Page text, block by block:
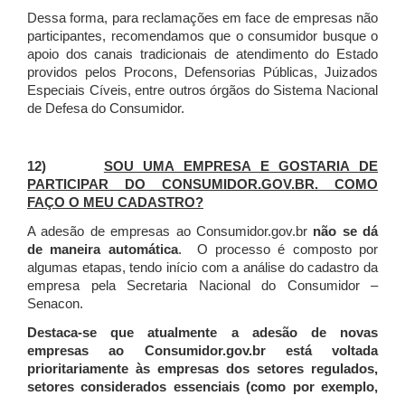
Dessa forma, para reclamações em face de empresas não
participantes, recomendamos que o consumidor busque o
apoio dos canais tradicionais de atendimento do Estado
providos pelos Procons, Defensorias Públicas, Juizados
Especiais Cíveis, entre outros órgãos do Sistema Nacional
de Defesa do Consumidor.
12) SOU UMA EMPRESA E GOSTARIA DE
PARTICIPAR DO CONSUMIDOR.GOV.BR. COMO
FAÇO O MEU CADASTRO?
A adesão de empresas ao Consumidor.gov.br não se dá
de maneira automática. O processo é composto por
algumas etapas, tendo início com a análise do cadastro da
empresa pela Secretaria Nacional do Consumidor –
Senacon.
Destaca-se que atualmente a adesão de novas
empresas ao Consumidor.gov.br está voltada
prioritariamente às empresas dos setores regulados,
setores considerados essenciais (como por exemplo,